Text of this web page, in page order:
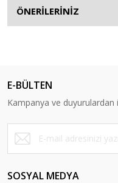
ÖNERİLERİNİZ
E-BÜLTEN
Kampanya ve duyurulardan
SOSYAL MEDYA